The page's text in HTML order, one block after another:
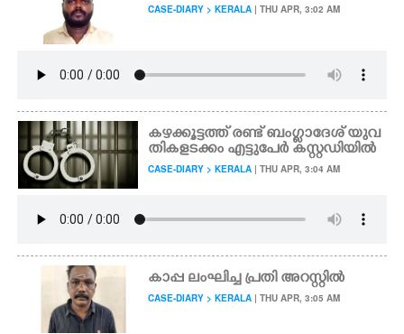
CASE-DIARY > KERALA | THU APR, 3:02 AM
കഴക്കൂട്ടത്ത് രണ്ട് ബംഗ്ലാദേശ് യുവ
തികളടക്കം എട്ടുപേർ കസ്റ്റഡിയിൽ ​
CASE-DIARY > KERALA | THU APR, 3:04 AM
കാപ്പ ലംഘിച്ച പ്രതി അറസ്റ്റിൽ
CASE-DIARY > KERALA | THU APR, 3:05 AM